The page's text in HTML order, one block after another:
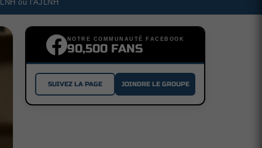
ou l'AJLNH
NOTRE COMMUNAUTÉ FACEBOOK
90,500 FANS
SUIVEZ LA PAGE JOINDRE LE GROUPE